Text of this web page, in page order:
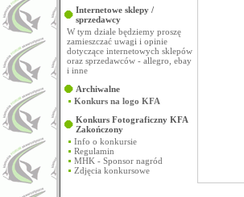
Internetowe sklepy /
sprzedawcy
W tym dziale będziemy proszę
zamieszczać uwagi i opinie
dotyczące internetowych sklepów
oraz sprzedawców - allegro, ebay
i inne
Archiwalne
Konkurs na logo KFA
Konkurs Fotograficzny KFA
Zakończony
Info o konkursie
Regulamin
MHK - Sponsor nagród
Zdjęcia konkursowe